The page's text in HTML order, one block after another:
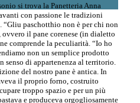
si trova la Panetteria Anna
con passione le tradizioni
paschotthio non è per chi non
il pane corenese (in dialetto
comprende la peculiarità. “Io ho
non un semplice prodotto
senso di appartenenza al territorio.
del nostro pane è antica. In
il proprio forno, costruito
troppo spazio e per un più
e produceva orgogliosamente